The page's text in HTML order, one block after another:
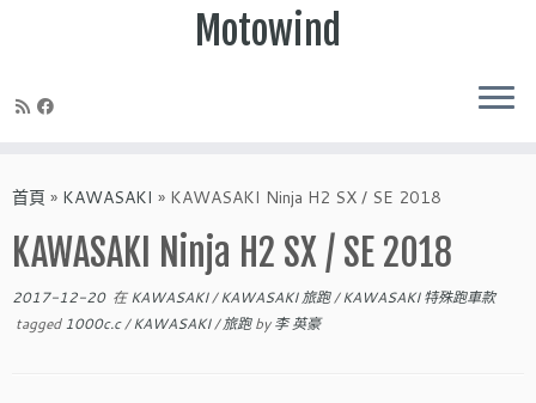
to
Motowind
首頁 » KAWASAKI » KAWASAKI Ninja H2 SX / SE 2018
KAWASAKI Ninja H2 SX / SE 2018
2017-12-20在KAWASAKI/KAWASAKI 旅跑/KAWASAKI 特殊跑車款
tagged1000c.c/KAWASAKI/旅跑by李 英豪